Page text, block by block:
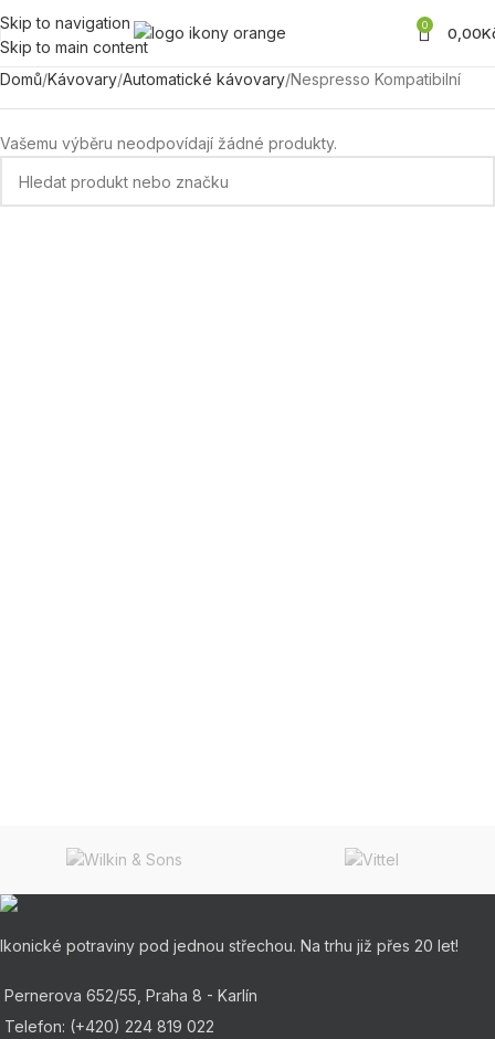
Skip to navigation
Skip to main content
0 0,00
Domů Kávovary Automatické kávovary Nespresso Kompatibilní
Vašemu výběru neodpovídají žádné produkty.
Ikonické potraviny pod jednou střechou. Na trhu již přes 20 let!
Pernerova 652/55, Praha 8 - Karlín
Telefon: (+420) 224 819 022